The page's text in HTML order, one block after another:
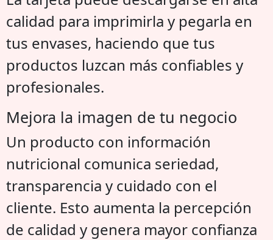
calidad para imprimirla y pegarla en
tus envases, haciendo que tus
productos luzcan más confiables y
profesionales.
Mejora la imagen de tu negocio
Un producto con información
nutricional comunica seriedad,
transparencia y cuidado con el
cliente. Esto aumenta la percepción
de calidad y genera mayor confianza